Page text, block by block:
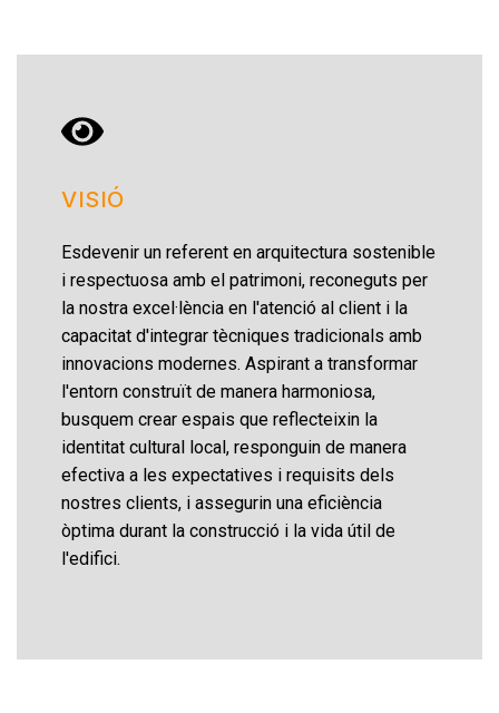
VISIÓ
Esdevenir un referent en arquitectura sostenible
i respectuosa amb el patrimoni, reconeguts per
la nostra excel·lència en l'atenció al client i la
capacitat d'integrar tècniques tradicionals amb
innovacions modernes. Aspirant a transformar
l'entorn construït de manera harmoniosa,
busquem crear espais que reflecteixin la
identitat cultural local, responguin de manera
efectiva a les expectatives i requisits dels
nostres clients, i assegurin una eficiència
òptima durant la construcció i la vida útil de
l'edifici.